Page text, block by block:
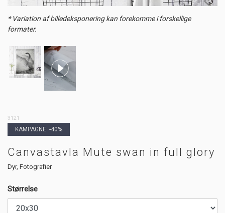
* Variation af billedeksponering kan forekomme i forskellige
formater.
3121
KAMPAGNE: -40%
Canvastavla Mute swan in full glory
Dyr, Fotografier
Størrelse